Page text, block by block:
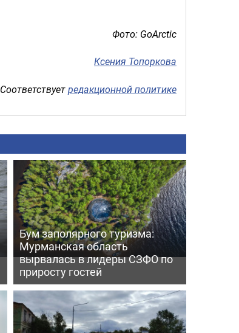
Фото: GoArctic
Ксения Топоркова
Соответствуетредакционной политике
Бум заполярного туризма:
Мурманская область
вырвалась в лидеры СЗФО по
приросту гостей